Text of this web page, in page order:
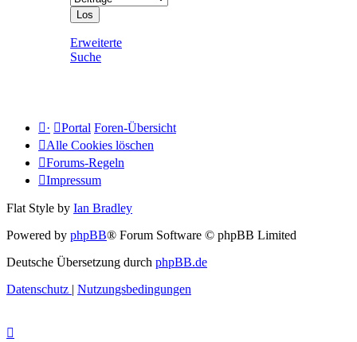
Erweiterte
Suche
· Portal Foren-Übersicht
Alle Cookies löschen
Forums-Regeln
Impressum
Flat Style by Ian Bradley
Powered by phpBB® Forum Software © phpBB Limited
Deutsche Übersetzung durch phpBB.de
Datenschutz | Nutzungsbedingungen